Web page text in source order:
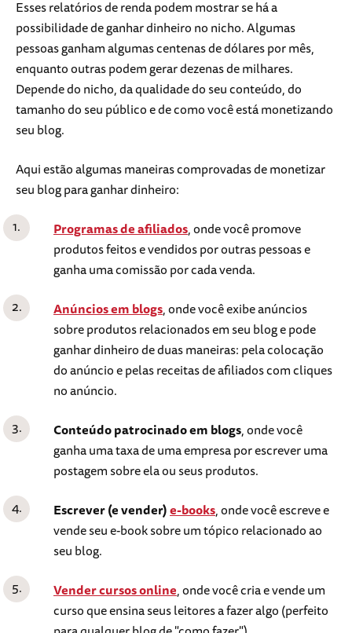
Esses relatórios de renda podem mostrar se há a
possibilidade de ganhar dinheiro no nicho. Algumas
pessoas ganham algumas centenas de dólares por mês,
enquanto outras podem gerar dezenas de milhares.
Depende do nicho, da qualidade do seu conteúdo, do
tamanho do seu público e de como você está monetizando
seu blog.
Aqui estão algumas maneiras comprovadas de monetizar
seu blog para ganhar dinheiro:
Programas de afiliados, onde você promove
produtos feitos e vendidos por outras pessoas e
ganha uma comissão por cada venda.
Anúncios em blogs, onde você exibe anúncios
sobre produtos relacionados em seu blog e pode
ganhar dinheiro de duas maneiras: pela colocação
do anúncio e pelas receitas de afiliados com cliques
no anúncio.
Conteúdo patrocinado em blogs, onde você
ganha uma taxa de uma empresa por escrever uma
postagem sobre ela ou seus produtos.
Escrever (e vender)e-books, onde você escreve e
vende seu e-book sobre um tópico relacionado ao
seu blog.
Vender cursos online, onde você cria e vende um
curso que ensina seus leitores a fazer algo (perfeito